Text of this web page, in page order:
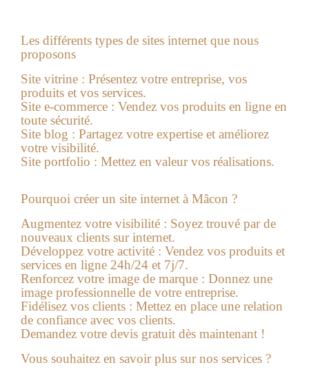
Les différents types de sites internet que nous
proposons
Site vitrine : Présentez votre entreprise, vos
produits et vos services.
Site e-commerce : Vendez vos produits en ligne en
toute sécurité.
Site blog : Partagez votre expertise et améliorez
votre visibilité.
Site portfolio : Mettez en valeur vos réalisations.
Pourquoi créer un site internet à Mâcon ?
Augmentez votre visibilité : Soyez trouvé par de
nouveaux clients sur internet.
Développez votre activité : Vendez vos produits et
services en ligne 24h/24 et 7j/7.
Renforcez votre image de marque : Donnez une
image professionnelle de votre entreprise.
Fidélisez vos clients : Mettez en place une relation
de confiance avec vos clients.
Demandez votre devis gratuit dès maintenant !
Vous souhaitez en savoir plus sur nos services ?